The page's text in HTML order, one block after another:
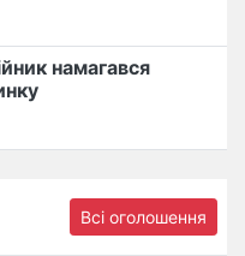
намагався
Всі оголошення